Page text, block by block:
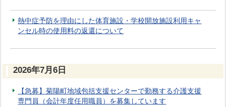
熱中症予防を理由にした体育施設・学校開放施設利用キャ
ンセル時の使用料の返還について
2026年7月6日
【急募】菊陽町地域包括支援センターで勤務する介護支援
専門員（会計年度任用職員）を募集しています